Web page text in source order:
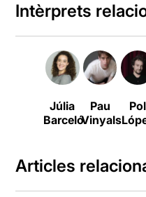
Intèrprets
Júlia
Barceló
Pau
Vinyals
Pol
Articles